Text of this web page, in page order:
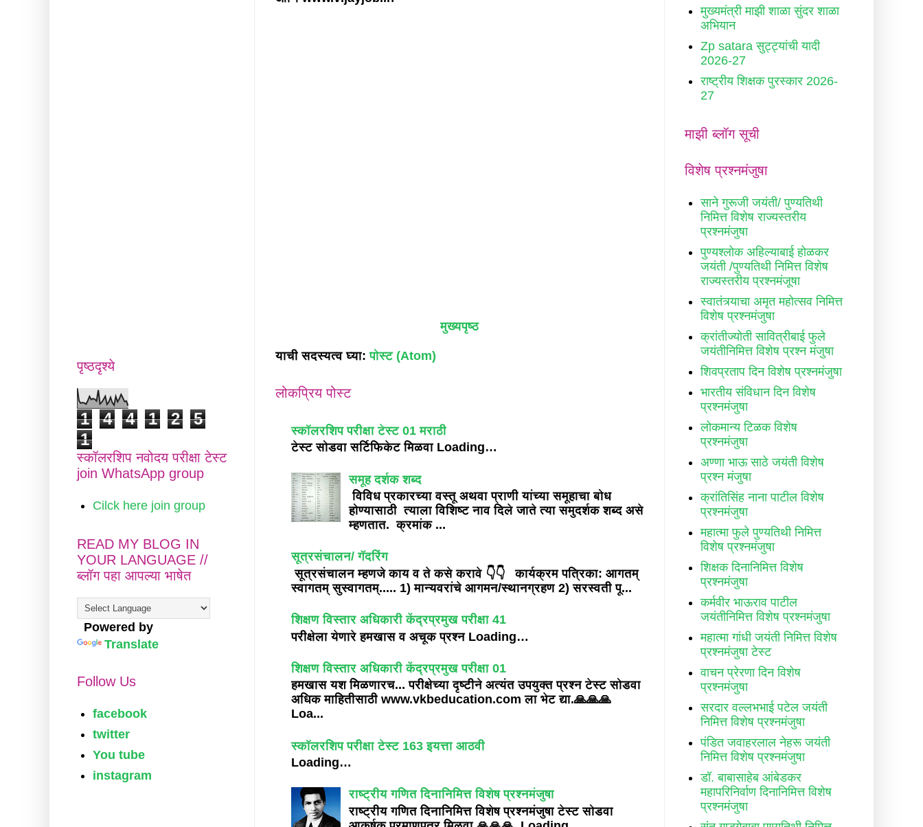
मुख्यपृष्ठ
याची सदस्यत्व घ्या:पोस्ट (Atom)
लोकप्रिय पोस्ट
स्कॉलरशिप परीक्षा टेस्ट 01 मराठी
टेस्ट सोडवा सर्टिफिकेट मिळवा Loading…
समूह दर्शक शब्द
विविध प्रकारच्या वस्तू अथवा प्राणी यांच्या समूहाचा बोध
होण्यासाठी त्याला विशिष्ट नाव दिले जाते त्या समुदर्शक शब्द असे
म्हणतात. क्रमांक ...
सूत्रसंचालन/ गॅदरिंग
सूत्रसंचालन म्हणजे काय व ते कसे करावे 👇👇 कार्यक्रम पत्रिका: आगतम्
स्वागतम् सुस्वागतम्..... 1) मान्यवरांचे आगमन/स्थानग्रहण 2) सरस्वती पू...
शिक्षण विस्तार अधिकारी केंद्रप्रमुख परीक्षा 41
परीक्षेला येणारे हमखास व अचूक प्रश्न Loading…
शिक्षण विस्तार अधिकारी केंद्रप्रमुख परीक्षा 01
हमखास यश मिळणारच... परीक्षेच्या दृष्टीने अत्यंत उपयुक्त प्रश्न टेस्ट सोडवा
अधिक माहितीसाठी www.vkbeducation.com ला भेट द्या.🙏🙏🙏
Loa...
स्कॉलरशिप परीक्षा टेस्ट 163 इयत्ता आठवी
Loading…
राष्ट्रीय गणित दिनानिमित्त विशेष प्रश्नमंजुषा
राष्ट्रीय गणित दिनानिमित्त विशेष प्रश्नमंजुषा टेस्ट सोडवा
पृष्ठदृश्ये
1 4 4 1 2
5
1
स्कॉलरशिप नवोदय परीक्षा टेस्ट
join WhatsApp group
Cilck here join group
READ MY BLOG IN
YOUR LANGUAGE //
ब्लॉग पहा आपल्या भाषेत
Powered by
Translate
Follow Us
facebook
twitter
You tube
instagram
मुख्यमंत्री माझी शाळा सुंदर शाळा
अभियान
Zp satara सुट्ट्यांची यादी
2026-27
राष्ट्रीय शिक्षक पुरस्कार 2026-
27
माझी ब्लॉग सूची
विशेष प्रश्नमंजुषा
साने गुरूजी जयंती/ पुण्यतिथी
निमित्त विशेष राज्यस्तरीय
प्रश्नमंजुषा
पुण्यश्लोक अहिल्याबाई होळकर
जयंती /पुण्यतिथी निमित्त विशेष
राज्यस्तरीय प्रश्नमंजूषा
स्वातंत्र्याचा अमृत महोत्सव निमित्त
विशेष प्रश्नमंजुषा
क्रांतीज्योती सावित्रीबाई फुले
जयंतीनिमित्त विशेष प्रश्न मंजुषा
शिवप्रताप दिन विशेष प्रश्नमंजुषा
भारतीय संविधान दिन विशेष
प्रश्नमंजुषा
लोकमान्य टिळक विशेष
प्रश्नमंजुषा
अण्णा भाऊ साठे जयंती विशेष
प्रश्न मंजुषा
क्रांतिसिंह नाना पाटील विशेष
प्रश्नमंजुषा
महात्मा फुले पुण्यतिथी निमित्त
विशेष प्रश्नमंजुषा
शिक्षक दिनानिमित्त विशेष
प्रश्नमंजुषा
कर्मवीर भाऊराव पाटील
जयंतीनिमित्त विशेष प्रश्नमंजुषा
महात्मा गांधी जयंती निमित्त विशेष
प्रश्नमंजुषा टेस्ट
वाचन प्रेरणा दिन विशेष
प्रश्नमंजुषा
सरदार वल्लभभाई पटेल जयंती
निमित्त विशेष प्रश्नमंजुषा
पंडित जवाहरलाल नेहरू जयंती
निमित्त विशेष प्रश्नमंजुषा
डॉ. बाबासाहेब आंबेडकर
महापरिनिर्वाण दिनानिमित्त विशेष
प्रश्नमंजुषा